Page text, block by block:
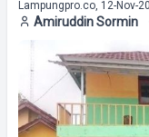
Lampungpro.co, 12-Nov-
Amiruddin Sormin